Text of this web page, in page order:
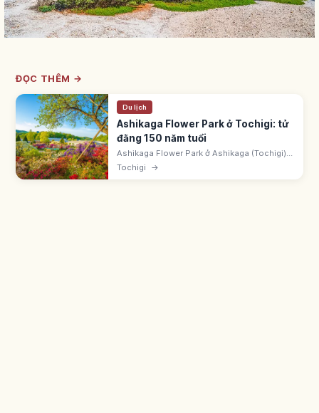
ĐỌC THÊM →
Du lịch
Ashikaga Flower Park ở Tochigi: tử
đằng 150 năm tuổi
Ashikaga Flower Park ở Ashikaga (Tochigi)
rộng ~100.000m². Đại tử đằng >150 năm trên
~1.000m². CNN 2014 chọn '10 điểm đến
Tochigi →